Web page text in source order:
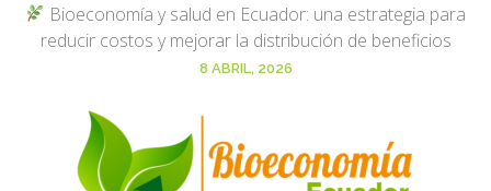
Bioeconomía y salud en Ecuador: una estrategia para
reducir costos y mejorar la distribución de beneficios
8 ABRIL, 2026